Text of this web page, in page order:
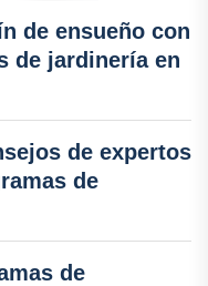
de ensueño con
de jardinería en
de expertos
de
de